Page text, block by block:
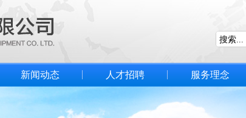
新闻动态 人才招聘 服务理念